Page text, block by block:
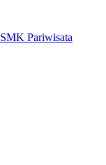
SMK Pariwisata